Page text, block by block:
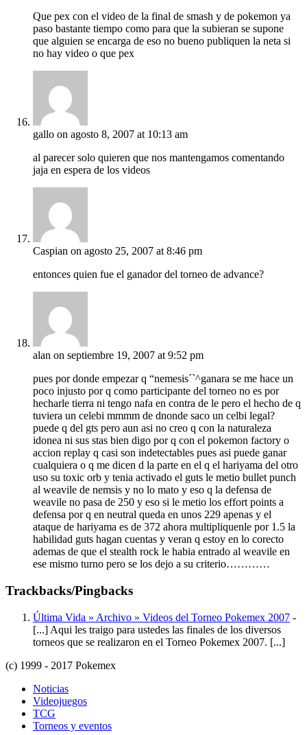
Que pex con el video de la final de smash y de pokemon ya
paso bastante tiempo como para que la subieran se supone
que alguien se encarga de eso no bueno publiquen la neta si
no hay video o que pex
gallo on agosto 8, 2007 at 10:13 am
al parecer solo quieren que nos mantengamos comentando
jaja en espera de los videos
Caspian on agosto 25, 2007 at 8:46 pm
entonces quien fue el ganador del torneo de advance?
alan on septiembre 19, 2007 at 9:52 pm
pues por donde empezar q “nemesis´`^ganara se me hace un
poco injusto por q como participante del torneo no es por
hecharle tierra ni tengo nafa en contra de le pero el hecho de q
tuviera un celebi mmmm de dnonde saco un celbi legal?
puede q del gts pero aun asi no creo q con la naturaleza
idonea ni sus stas bien digo por q con el pokemon factory o
accion replay q casi son indetectables pues asi puede ganar
cualquiera o q me dicen d la parte en el q el hariyama del otro
uso su toxic orb y tenia activado el guts le metio bullet punch
al weavile de nemsis y no lo mato y eso q la defensa de
weavile no pasa de 250 y eso si le metio los effort points a
defensa por q en neutral queda en unos 229 apenas y el
ataque de hariyama es de 372 ahora multipliquenle por 1.5 la
habilidad guts hagan cuentas y veran q estoy en lo corecto
ademas de que el stealth rock le habia entrado al weavile en
ese mismo turno pero se los dejo a su criterio…………
Trackbacks/Pingbacks
Última Vida » Archivo » Videos del Torneo Pokemex 2007 -
[...] Aqui les traigo para ustedes las finales de los diversos
torneos que se realizaron en el Torneo Pokemex 2007. [...]
(c) 1999 - 2017 Pokemex
Noticias
Videojuegos
TCG
Torneos y eventos